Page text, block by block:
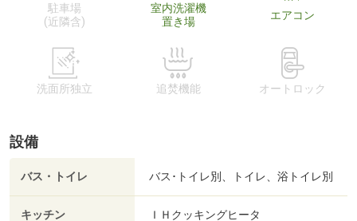
駐車場
(近隣含)
室内洗濯機
置き場
エアコン
洗面所独立 追焚機能 オートロック
設備
バス・トイレ バス･トイレ別、トイレ、浴トイレ別
キッチン ＩＨクッキングヒータ